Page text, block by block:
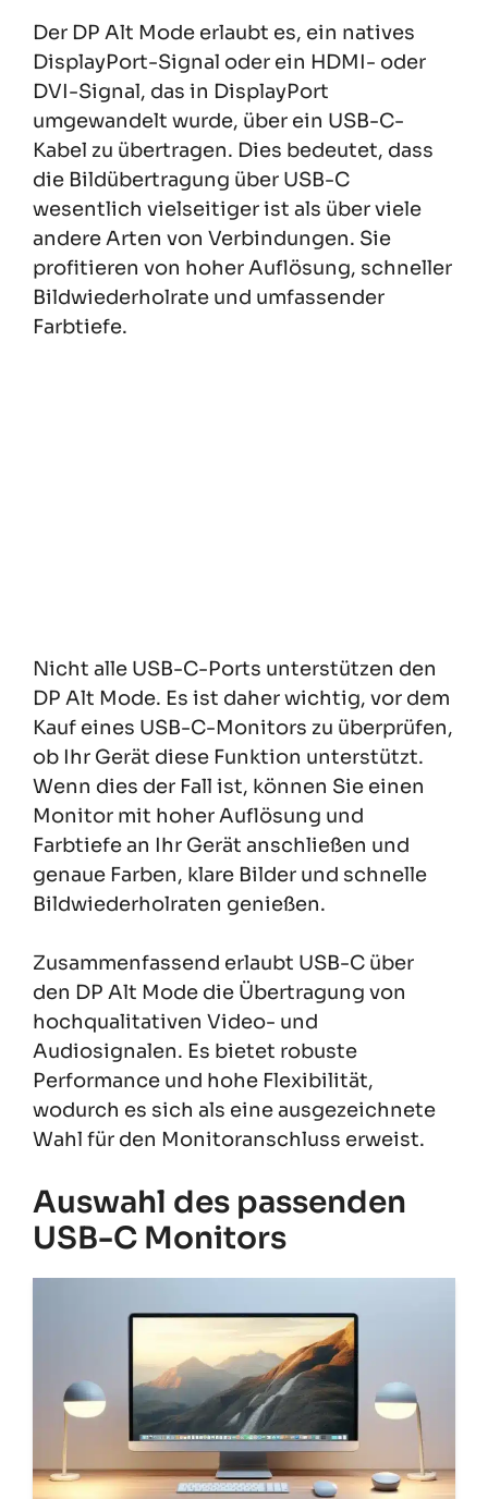
Der DP Alt Mode erlaubt es, ein natives
DisplayPort-Signal oder ein HDMI- oder
DVI-Signal, das in DisplayPort
umgewandelt wurde, über ein USB-C-
Kabel zu übertragen. Dies bedeutet, dass
die Bildübertragung über USB-C
wesentlich vielseitiger ist als über viele
andere Arten von Verbindungen. Sie
profitieren von hoher Auflösung, schneller
Bildwiederholrate und umfassender
Farbtiefe.
Nicht alle USB-C-Ports unterstützen den
DP Alt Mode. Es ist daher wichtig, vor dem
Kauf eines USB-C-Monitors zu überprüfen,
ob Ihr Gerät diese Funktion unterstützt.
Wenn dies der Fall ist, können Sie einen
Monitor mit hoher Auflösung und
Farbtiefe an Ihr Gerät anschließen und
genaue Farben, klare Bilder und schnelle
Bildwiederholraten genießen.
Zusammenfassend erlaubt USB-C über
den DP Alt Mode die Übertragung von
hochqualitativen Video- und
Audiosignalen. Es bietet robuste
Performance und hohe Flexibilität,
wodurch es sich als eine ausgezeichnete
Wahl für den Monitoranschluss erweist.
Auswahl des passenden
USB-C Monitors